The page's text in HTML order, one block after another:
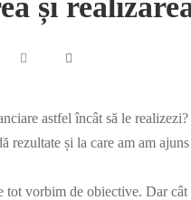
și
astfel încât să le
rezultate și la care am am
tot vorbim de obiective. Dar